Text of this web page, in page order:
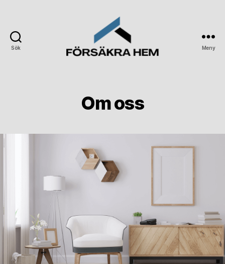
Sök Meny
Om oss